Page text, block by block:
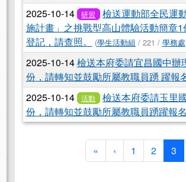
2025-10-14 研習
檢送運動部全民運
施計畫」之挑戰型高山體驗活動簡章
登記，請查照。
(學生活動組 / 221 / 學務處
2025-10-14檢送本府委請宜昌國中辦
份，請轉知並鼓勵所屬教職員踴 躍報
2025-10-14 活動
檢送本府委請玉里
份，請轉知並鼓勵所屬教職員踴躍報
« 第一頁
‹ 上一頁
1 2 3